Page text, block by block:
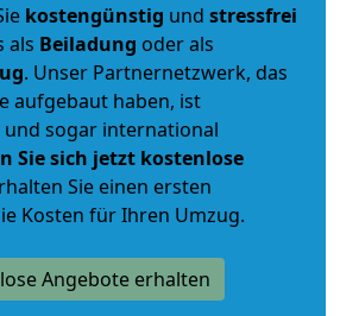
kostengünstig und stressfrei
als Beiladung oder als
. Unser Partnernetzwerk, das
aufgebaut haben, ist
sogar international
Sie sich jetzt kostenlose
Sie einen ersten
Kosten für Ihren Umzug.
Angebote erhalten